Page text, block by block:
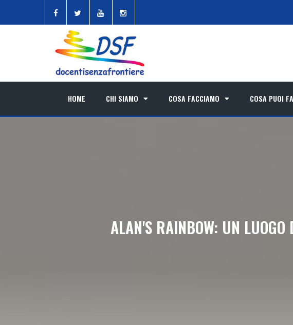
HOME CHI SIAMO COSA FACCIAMO COSA PUOI
ALAN'S RAINBOW: UN